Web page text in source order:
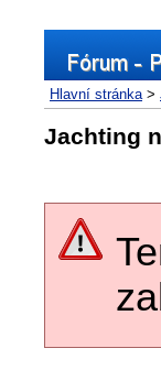
Hlavní stránka>
Jachting